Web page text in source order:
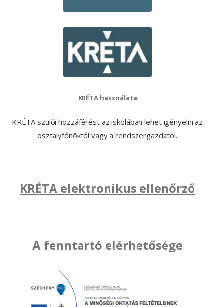
KRÉTA használata
KRÉTA szülői hozzáférést az iskolában lehet igényelni az
osztályfőnöktől vagy a rendszergazdától.
KRÉTA elektronikus ellenőrző
A fenntartó elérhetősége